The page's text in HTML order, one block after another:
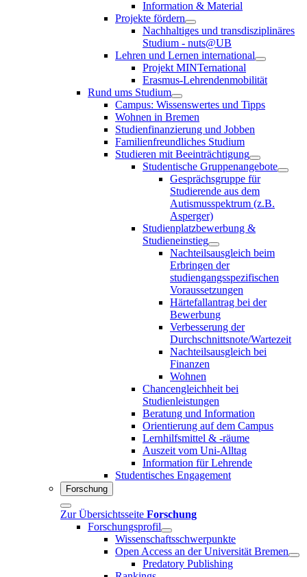
Information & Material
Projekte fördern
Nachhaltiges und transdisziplinäres
Studium - nuts@UB
Lehren und Lernen international
Projekt MINTernational
Erasmus-Lehrendenmobilität
Rund ums Studium
Campus: Wissenswertes und Tipps
Wohnen in Bremen
Studienfinanzierung und Jobben
Familienfreundliches Studium
Studieren mit Beeinträchtigung
Studentische Gruppenangebote
Gesprächsgruppe für
Studierende aus dem
Autismusspektrum (z.B.
Asperger)
Studienplatzbewerbung &
Studieneinstieg
Nachteilsausgleich beim
Erbringen der
studiengangsspezifischen
Voraussetzungen
Härtefallantrag bei der
Bewerbung
Verbesserung der
Durchschnittsnote/Wartezeit
Nachteilsausgleich bei
Finanzen
Wohnen
Chancengleichheit bei
Studienleistungen
Beratung und Information
Orientierung auf dem Campus
Lernhilfsmittel & -räume
Auszeit vom Uni-Alltag
Information für Lehrende
Studentisches Engagement
Forschung
Zur Übersichtsseite Forschung
Forschungsprofil
Wissenschaftsschwerpunkte
Open Access an der Universität Bremen
Predatory Publishing